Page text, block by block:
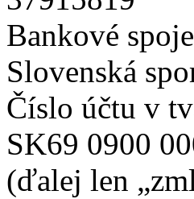
Bankové
Slovenská
Číslo účtu v
SK69 0900
(ďalej len